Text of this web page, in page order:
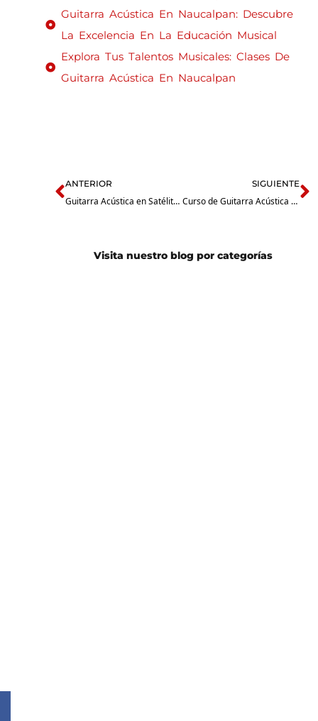
Guitarra Acústica En Naucalpan: Descubre
La Excelencia En La Educación Musical
Explora Tus Talentos Musicales: Clases De
Guitarra Acústica En Naucalpan
ANTERIOR
Guitarra Acústica en Satélite: Encuentra Tu Inspiración en Nuestra Escuela de Música
SIGUIENTE
Curso de Guitarra Acústica en Tlalnepantla: ¿Cuál se Adapta Mejor a Ti, Presencial o en Línea?
Visita nuestro blog por categorías